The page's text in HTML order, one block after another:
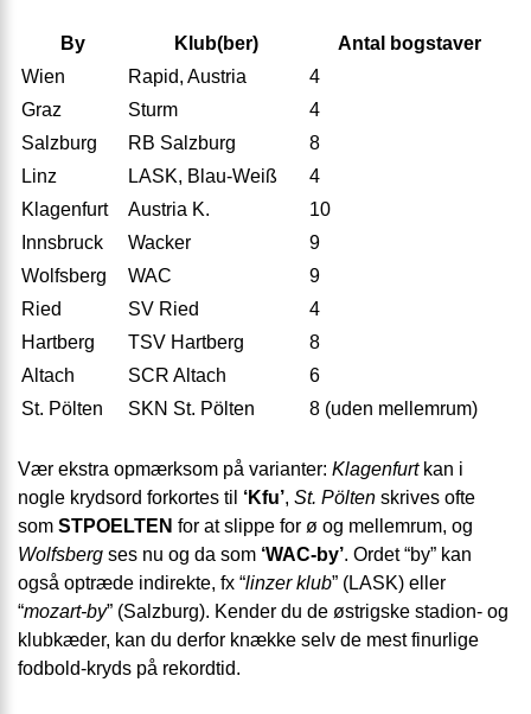
By Klub(ber)
Antal bogstaver
Wien
Rapid, Austria
4
Graz
Sturm
4
Salzburg
RB Salzburg
8
Linz
LASK, Blau-Weiß
4
Klagenfurt
Austria K.
10
Innsbruck
Wacker
9
Wolfsberg
WAC
9
Ried
SV Ried
4
Hartberg
TSV Hartberg
8
Altach
SCR Altach
6
St. Pölten
SKN St. Pölten 8 (uden mellemrum)
Vær ekstra opmærksom på varianter: Klagenfurtkan i
nogle krydsord forkortes til ‘Kfu’, St. Pölten skrives ofte
som STPOELTEN for at slippe for ø og mellemrum, og
Wolfsberg ses nu og da som ‘WAC-by’. Ordet “by” kan
også optræde indirekte, fx “linzer klub” (LASK) eller
“mozart-by” (Salzburg). Kender du de østrigske stadion- og
klubkæder, kan du derfor knække selv de mest finurlige
fodbold-kryds på rekordtid.